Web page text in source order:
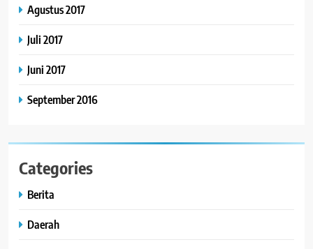
Agustus 2017
Juli 2017
Juni 2017
September 2016
Categories
Berita
Daerah